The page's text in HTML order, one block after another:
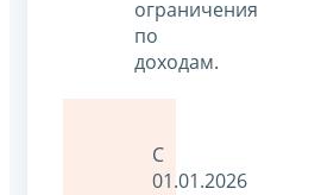
ограничения
по
доходам.
С
01.01.2026